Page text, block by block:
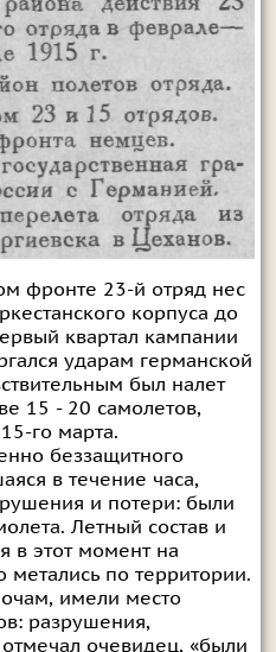
фронте 23-й отряд нес
корпуса до
квартал кампании
ударам германской
был налет
15 - 20 самолетов,
го марта.
беззащитного
в течение часа,
и потери: были
Летный состав и
в этот момент на
по территории.
имели место
разрушения,
очевидец, «были